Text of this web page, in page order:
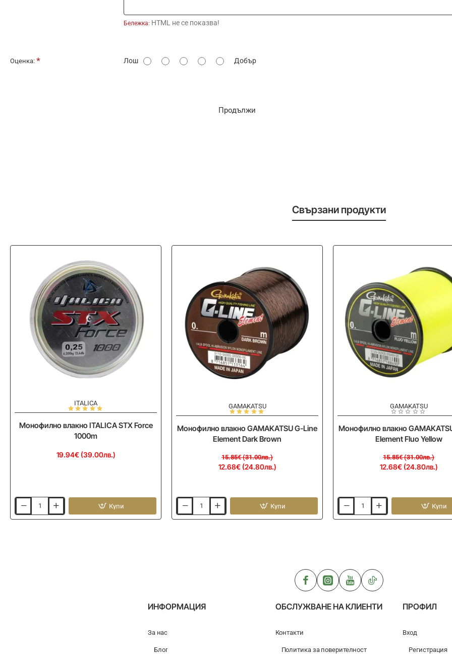
Бележка: HTML не се показва!
О
Оценка: Лош Добър
Продължи
Свързани продукти
ITALICA
Монофилно влакно ITALICA STX Force
1000m
19.94€ (39.00лв.)
Монофилно
влакно
Купи
GAMAKATSU
Монофилно влакно GAMAKATSU G-Line
Element Dark Brown
12.68€ (24.80лв.)
15.85€ (31.00лв.)
Монофилно
влакно
Купи
GAMAKATSU
Монофилно влакно
Element Fluo Yellow
12.68€ (24.80лв.)
15.85€ (31.00лв.)
Монофилно
влакно
Купи
ИНФОРМАЦИЯ
За нас
Блог
ОБСЛУЖВАНЕ НА КЛИЕНТИ
Контакти
Политика за поверителност
ПРОФИЛ
Вход
Регистрация